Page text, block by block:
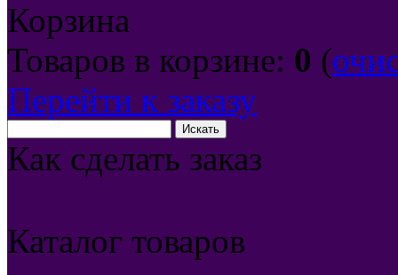
Корзина
Товаров в корзине: 0 (
Перейти к заказу
Как сделать заказ
Каталог товаров